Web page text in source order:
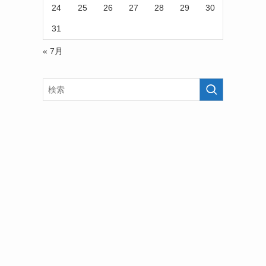
24 25 26 27 28 29 30
31
« 7月